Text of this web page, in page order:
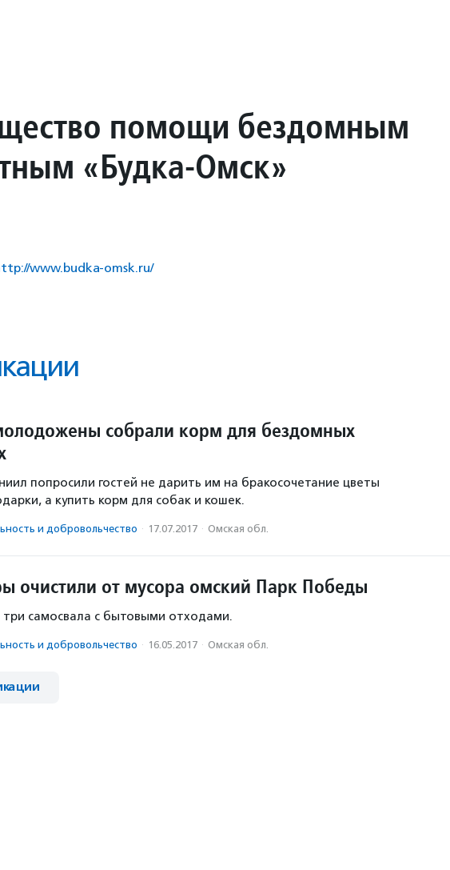
помощи бездомным
«Будка-Омск»
www.budka-omsk.ru/
собрали корм для бездомных
попросили гостей не дарить им на бракосочетание цветы
а купить корм для собак и кошек.
и доброволь­чест­во · 17.07.2017 · Омская обл.
очистили от мусора омский Парк Победы
самосвала с бытовыми отходами.
и доброволь­чест­во · 16.05.2017 · Омская обл.